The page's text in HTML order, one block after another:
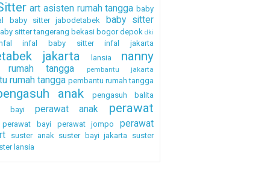
art asisten rumah tangga baby
baby sitter jabodetabek baby sitter
sitter tangerang bekasi bogor depok dki
infal baby sitter infal jakarta
jakarta lansia nanny
rumah tangga pembantu jakarta
rumah tangga pembantu rumah tangga
anak
pengasuh balita
bayi
perawat anak perawat
perawat bayi perawat jompo
perawat
suster anak suster bayi jakarta
suster
lansia